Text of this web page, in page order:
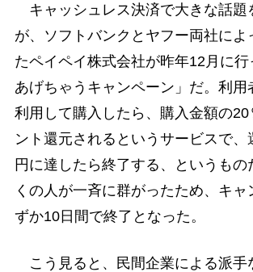
キャッシュレス決済で大きな話題
が、ソフトバンクとヤフー両社によ
たペイペイ株式会社が昨年12月に行
あげちゃうキャンペーン」だ。利用
利用して購入したら、購入金額の20
ント還元されるというサービスで、
円に達したら終了する、というもの
くの人が一斉に群がったため、キャ
ずか10日間で終了となった。
こう見ると、民間企業による派手